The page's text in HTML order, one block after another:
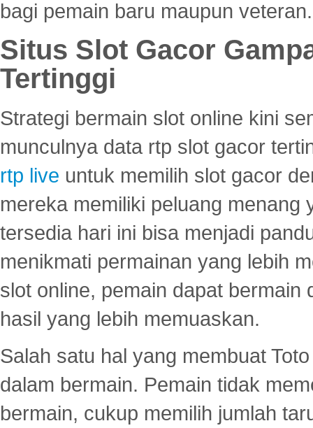
bagi pemain baru maupun veteran.
Situs Slot Gacor
Tertinggi
Strategi bermain slot online kini
munculnya data rtp slot gacor
rtp live untuk memilih slot gacor
mereka memiliki peluang menang
tersedia hari ini bisa menjadi
menikmati permainan yang lebih
slot online, pemain dapat
hasil yang lebih memuaskan.
Salah satu hal yang membuat
dalam bermain. Pemain tidak
bermain, cukup memilih jumlah